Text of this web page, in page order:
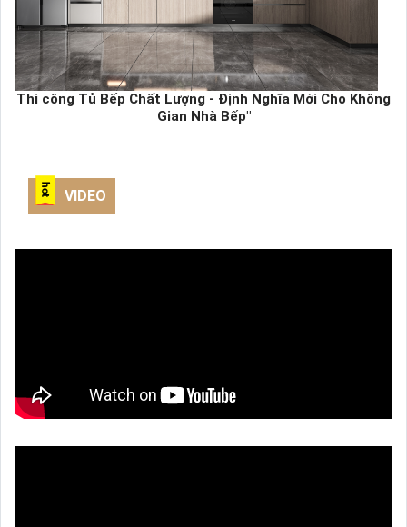
Thi công Tủ Bếp Chất Lượng - Định Nghĩa Mới Cho Không
Gian Nhà Bếp"
VIDEO